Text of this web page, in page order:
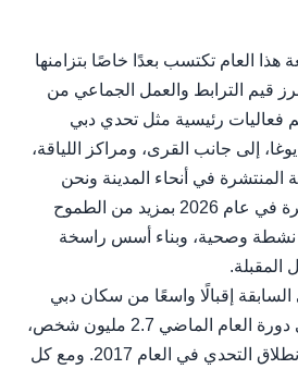
هذا العام تكتسب بعدًا خاصًا بتزامنها
قيم الترابط والعمل الجماعي من
فعاليات رئيسية مثل تحدي دبي
إلى جانب القرى، ومراكز اللياقة،
المنتشرة في أنحاء المدينة ونحن
نتطلع إلى النسخة العاشرة في عام 2026 بمزيد من الطموح
نشطة وصحية، وبناء أسس راسخة
المقبلة.
إقبالًا واسعًا من سكان دبي
وزوارها، حيث شارك في دورة العام الماضي 2.7 مليون شخص،
بزيادة بلغت 244% منذ انطلاق التحدي في العام 2017. ومع كل